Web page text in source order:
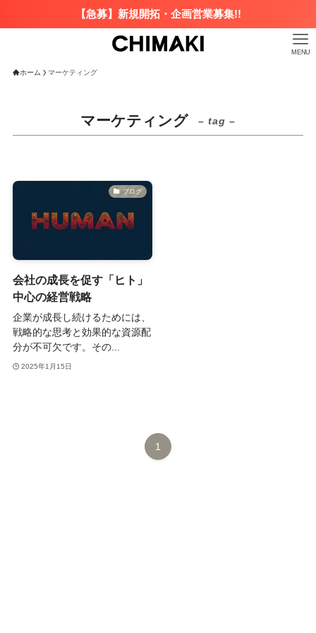
【急募】新規開拓・企画営業募集!!
MENU
ホーム マーケティング
マーケティング – tag –
ブログ
会社の成長を促す「ヒト」
中心の経営戦略
企業が成長し続けるためには、
戦略的な思考と効果的な資源配
分が不可欠です。その...
2025年1月15日
1